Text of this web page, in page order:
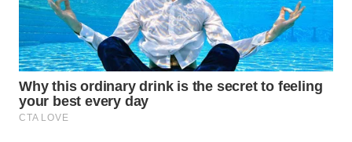
WN
TANJUNG
LESUNG
WN
KARO